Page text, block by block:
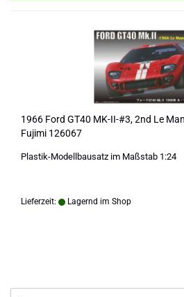
1966 Ford GT40 MK-II-#3, 2nd Le
Fujimi 126067
Plastik-Modellbausatz im Maßstab 1:24
Lieferzeit: Lagernd im Shop